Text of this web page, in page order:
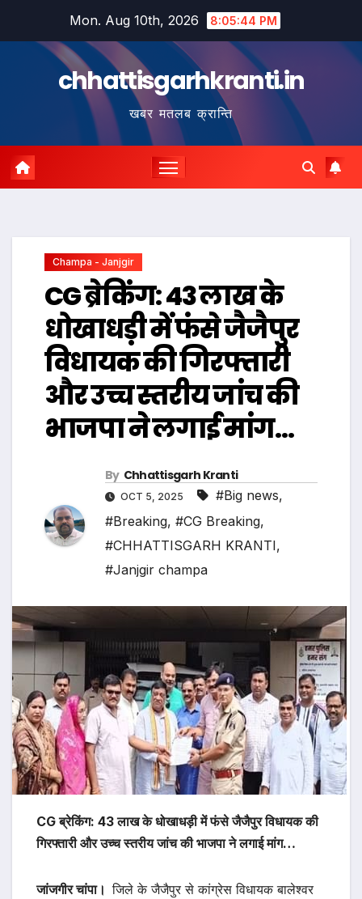
Mon. Aug 10th, 2026 8:05:45 PM
chhattisgarhkranti.in
खबर मतलब क्रान्ति
Champa - Janjgir
CG ब्रेकिंग: 43 लाख के
धोखाधड़ी में फंसे जैजैपुर
विधायक की गिरफ्तारी
और उच्च स्तरीय जांच की
भाजपा ने लगाई मांग…
By Chhattisgarh Kranti
OCT 5, 2025 #Big news,
#Breaking, #CG Breaking,
#CHHATTISGARH KRANTI,
#Janjgir champa
CG ब्रेकिंग: 43 लाख के धोखाधड़ी में फंसे जैजैपुर विधायक की
गिरफ्तारी और उच्च स्तरीय जांच की भाजपा ने लगाई मांग…
जांजगीर चांपा।जिले के जैजैपुर से कांग्रेस विधायक बालेश्वर